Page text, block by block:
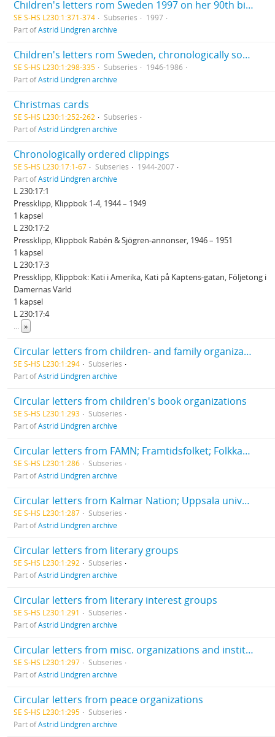
Children's letters rom Sweden 1997 on her 90th birthday. Unopened.
SE S-HS L230:1:371-374 Subseries
1997
Part ofAstrid Lindgren archive
Children's letters rom Sweden, chronologically sorted in boxes
SE S-HS L230:1:298-335 Subseries
1946-1986
Part ofAstrid Lindgren archive
Christmas cards
SE S-HS L230:1:252-262
Subseries
Part ofAstrid Lindgren archive
Chronologically ordered clippings
SE S-HS L230:17:1-67 Subseries
1944-2007
Part ofAstrid Lindgren archive
L 230:17:1
Pressklipp, Klippbok 1-4, 1944 – 1949
1 kapsel
L 230:17:2
Pressklipp, Klippbok Rabén & Sjögren-annonser, 1946 – 1951
1 kapsel
L 230:17:3
Pressklipp, Klippbok: Kati i Amerika, Kati på Kaptens-gatan, Följetong i
Damernas Värld
1 kapsel
L 230:17:4
... »
Circular letters from children- and family organizations
SE S-HS L230:1:294
Subseries
Part ofAstrid Lindgren archive
Circular letters from children's book organizations
SE S-HS L230:1:293
Subseries
Part ofAstrid Lindgren archive
Circular letters from FAMN; Framtidsfolket; Folkkampanjen ett friskare folk; En rökfri generation; Tänk ett slag; Uplandica; Fatima-Unionen; Nytänkarna
SE S-HS L230:1:286
Subseries
Part ofAstrid Lindgren archive
Circular letters from Kalmar Nation; Uppsala university
SE S-HS L230:1:287
Subseries
Part ofAstrid Lindgren archive
Circular letters from literary groups
SE S-HS L230:1:292
Subseries
Part ofAstrid Lindgren archive
Circular letters from literary interest groups
SE S-HS L230:1:291
Subseries
Part ofAstrid Lindgren archive
Circular letters from misc. organizations and institutions
SE S-HS L230:1:297
Subseries
Part ofAstrid Lindgren archive
Circular letters from peace organizations
SE S-HS L230:1:295
Subseries
Part ofAstrid Lindgren archive